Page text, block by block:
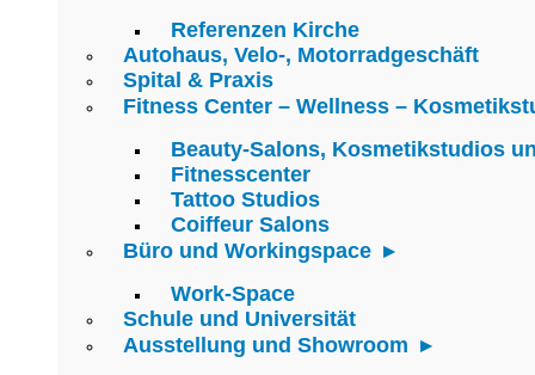
Referenzen Kirche
Autohaus, Velo-, Motorradgeschäft
Spital & Praxis
Fitness Center – Wellness –
Beauty-Salons, Kosmetikstudios
Fitnesscenter
Tattoo Studios
Coiffeur Salons
Büro und Workingspace
Work-Space
Schule und Universität
Ausstellung und Showroom